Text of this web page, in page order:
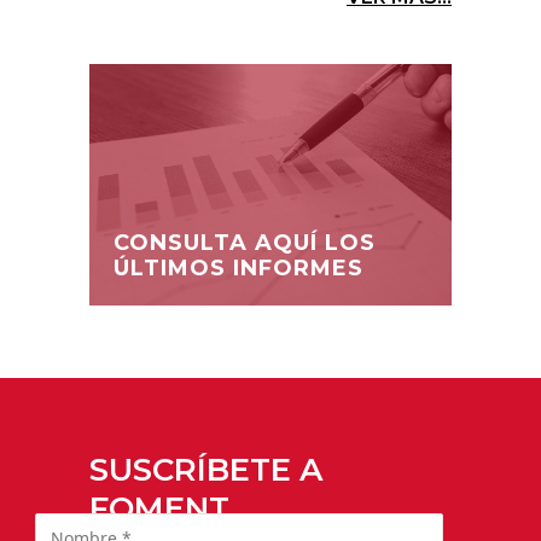
CONSULTA AQUÍ LOS
ÚLTIMOS INFORMES
SUSCRÍBETE A
FOMENT